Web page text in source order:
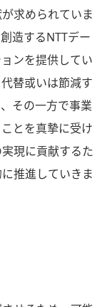
求められていま
造するNTTデー
ンを提供してい
替或いは節減す
その一方で事業
とを真摯に受け
現に貢献するた
推進していきま